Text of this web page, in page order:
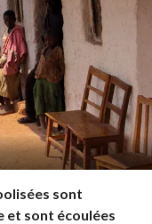
sont
et sont écoulées